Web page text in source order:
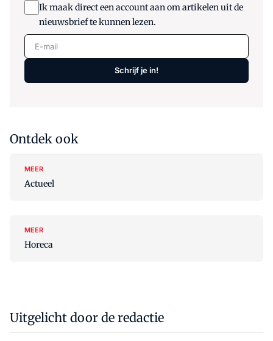
Ik maak direct een account aan om artikelen uit de
nieuwsbrief te kunnen lezen.
E-mail
Schrijf je in!
Ontdek ook
MEER
Actueel
MEER
Horeca
Uitgelicht door de redactie